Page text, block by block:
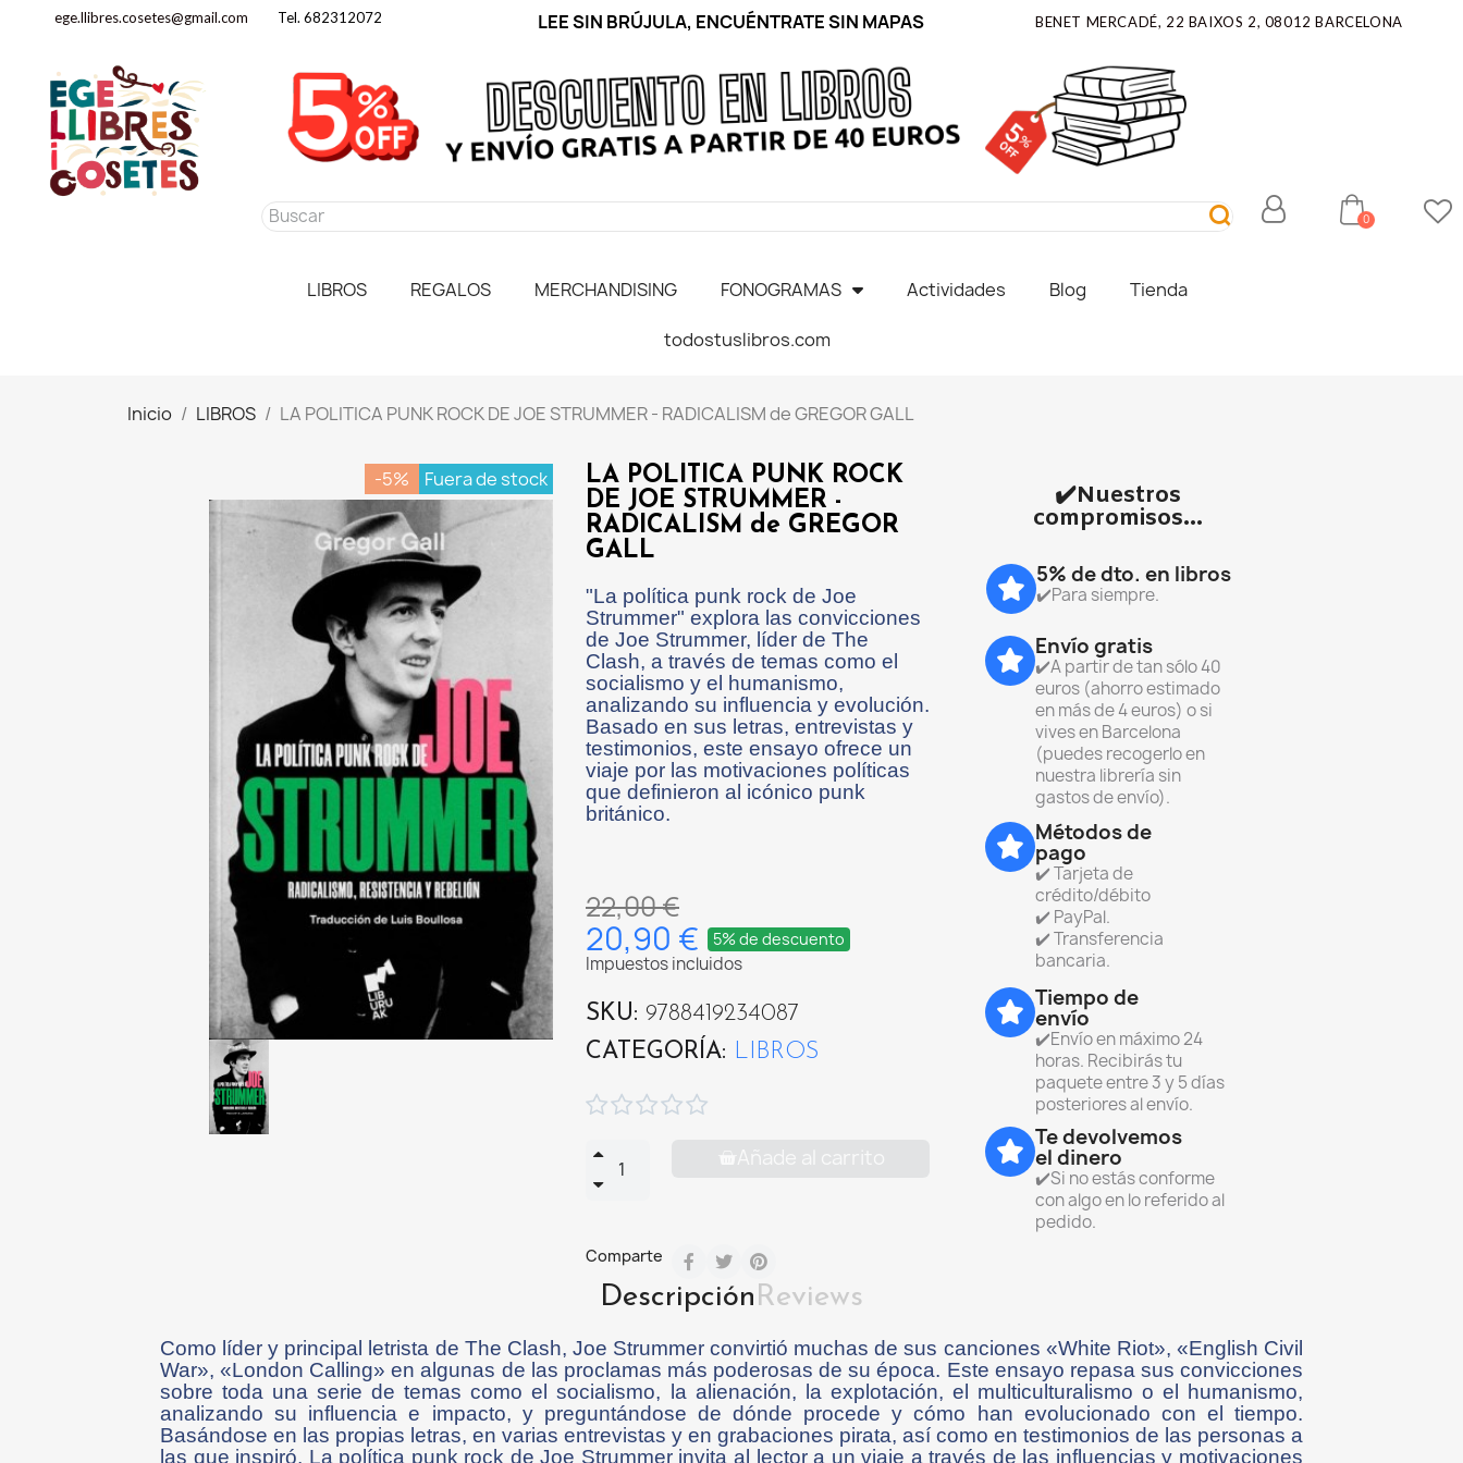
ege.llibres.cosetes@gmail.com Tel. 682312072 LEE SIN BRÚJULA, ENCUÉNTRATE SIN MAPAS BENET MERCADÉ, 22 BAIXOS 2, 08012 BARCELONA
LIBROS REGALOS MERCHANDISING FONOGRAMAS Actividades Blog Tienda
todostuslibros.com
Inicio LIBROS LA POLITICA PUNK ROCK DE JOE STRUMMER - RADICALISM de GREGOR GALL
-5% Fuera de stock
LA POLITICA PUNK ROCK
DE JOE STRUMMER -
RADICALISM de GREGOR
GALL
"La política punk rock de Joe
Strummer" explora las convicciones
de Joe Strummer, líder de The
Clash, a través de temas como el
socialismo y el humanismo,
analizando su influencia y evolución.
Basado en sus letras, entrevistas y
testimonios, este ensayo ofrece un
viaje por las motivaciones políticas
que definieron al icónico punk
británico.
22,00 €
20,90 € 5% de descuento
Impuestos incluidos
SKU
9788419234087
CATEGORÍA
LIBROS

Añade al carrito
Comparte
✔️Nuestros
compromisos...
5% de dto. en libros
✔️Para siempre.
Envío gratis
✔️A partir de tan sólo 40
euros (ahorro estimado
en más de 4 euros) o si
vives en Barcelona
(puedes recogerlo en
nuestra librería sin
gastos de envío).
Métodos de
pago
✔️ Tarjeta de
crédito/débito
✔️ PayPal.
✔️ Transferencia
bancaria.
Tiempo de
envío
✔️Envío en máximo 24
horas. Recibirás tu
paquete entre 3 y 5 días
posteriores al envío.
Te devolvemos
el dinero
✔️Si no estás conforme
con algo en lo referido al
pedido.
DescripciónReviews
Como líder y principal letrista de The Clash, Joe Strummer convirtió muchas de sus canciones «White Riot», «English Civil
War», «London Calling» en algunas de las proclamas más poderosas de su época. Este ensayo repasa sus convicciones
sobre toda una serie de temas como el socialismo, la alienación, la explotación, el multiculturalismo o el humanismo,
analizando su influencia e impacto, y preguntándose de dónde procede y cómo han evolucionado con el tiempo.
Basándose en las propias letras, en varias entrevistas y en grabaciones pirata, así como en testimonios de las personas a
las que inspiró, La política punk rock de Joe Strummer invita al lector a un viaje a través de las influencias y motivaciones